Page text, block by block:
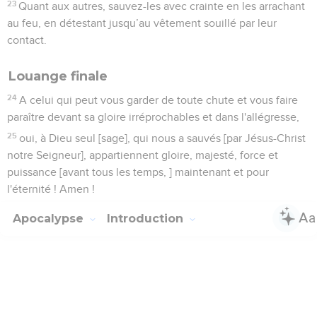
23 Quant aux autres, sauvez-les avec crainte en les arrachant
au feu, en détestant jusqu’au vêtement souillé par leur
contact.
Louange finale
24 A celui qui peut vous garder de toute chute et vous faire
paraître devant sa gloire irréprochables et dans l'allégresse,
25 oui, à Dieu seul [sage], qui nous a sauvés [par Jésus-Christ
notre Seigneur], appartiennent gloire, majesté, force et
puissance [avant tous les temps, ] maintenant et pour
l'éternité ! Amen !
Apocalypse Introduction